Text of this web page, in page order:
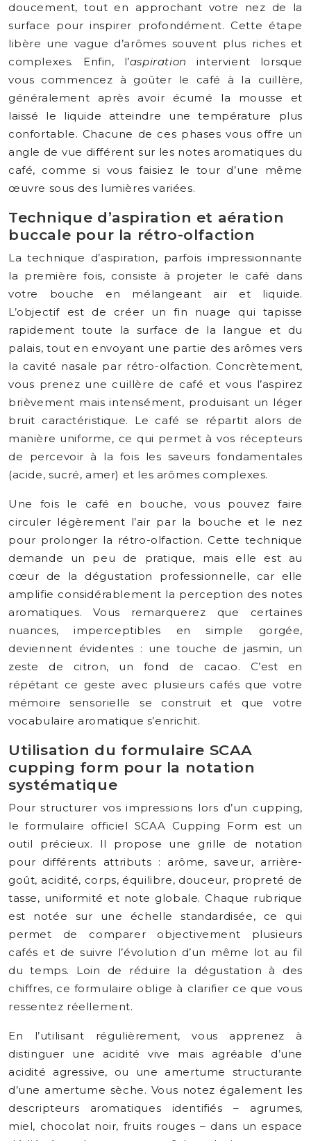
doucement, tout en approchant votre nez de la
surface pour inspirer profondément. Cette étape
libère une vague d’arômes souvent plus riches et
complexes. Enfin, l’aspiration intervient lorsque
vous commencez à goûter le café à la cuillère,
généralement après avoir écumé la mousse et
laissé le liquide atteindre une température plus
confortable. Chacune de ces phases vous offre un
angle de vue différent sur les notes aromatiques du
café, comme si vous faisiez le tour d’une même
œuvre sous des lumières variées.
Technique d’aspiration et aération
buccale pour la rétro-olfaction
La technique d’aspiration, parfois impressionnante
la première fois, consiste à projeter le café dans
votre bouche en mélangeant air et liquide.
L’objectif est de créer un fin nuage qui tapisse
rapidement toute la surface de la langue et du
palais, tout en envoyant une partie des arômes vers
la cavité nasale par rétro-olfaction. Concrètement,
vous prenez une cuillère de café et vous l’aspirez
brièvement mais intensément, produisant un léger
bruit caractéristique. Le café se répartit alors de
manière uniforme, ce qui permet à vos récepteurs
de percevoir à la fois les saveurs fondamentales
(acide, sucré, amer) et les arômes complexes.
Une fois le café en bouche, vous pouvez faire
circuler légèrement l’air par la bouche et le nez
pour prolonger la rétro-olfaction. Cette technique
demande un peu de pratique, mais elle est au
cœur de la dégustation professionnelle, car elle
amplifie considérablement la perception des notes
aromatiques. Vous remarquerez que certaines
nuances, imperceptibles en simple gorgée,
deviennent évidentes : une touche de jasmin, un
zeste de citron, un fond de cacao. C’est en
répétant ce geste avec plusieurs cafés que votre
mémoire sensorielle se construit et que votre
vocabulaire aromatique s’enrichit.
Utilisation du formulaire SCAA
cupping form pour la notation
systématique
Pour structurer vos impressions lors d’un cupping,
le formulaire officiel SCAA Cupping Form est un
outil précieux. Il propose une grille de notation
pour différents attributs : arôme, saveur, arrière-
goût, acidité, corps, équilibre, douceur, propreté de
tasse, uniformité et note globale. Chaque rubrique
est notée sur une échelle standardisée, ce qui
permet de comparer objectivement plusieurs
cafés et de suivre l’évolution d’un même lot au fil
du temps. Loin de réduire la dégustation à des
chiffres, ce formulaire oblige à clarifier ce que vous
ressentez réellement.
En l’utilisant régulièrement, vous apprenez à
distinguer une acidité vive mais agréable d’une
acidité agressive, ou une amertume structurante
d’une amertume sèche. Vous notez également les
descripteurs aromatiques identifiés – agrumes,
miel, chocolat noir, fruits rouges – dans un espace